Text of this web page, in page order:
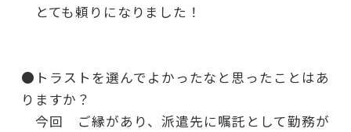
とても頼りになりました！
●トラストを選んでよかったなと思ったことはあ
りますか？
今回 ご縁があり、派遣先に嘱託として勤務が